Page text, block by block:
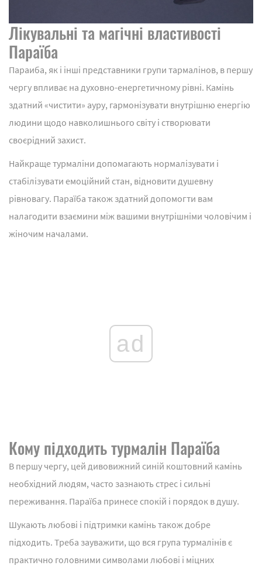
Лікувальні та магічні властивості
Параїба
Параиба, як і інші представники групи тармалінов, в першу
чергу впливає на духовно-енергетичному рівні. Камінь
здатний «чистити» ауру, гармонізувати внутрішню енергію
людини щодо навколишнього світу і створювати
своєрідний захист.
Найкраще турмаліни допомагають нормалізувати і
стабілізувати емоційний стан, відновити душевну
рівновагу. Параїба також здатний допомогти вам
налагодити взаємини між вашими внутрішніми чоловічим і
жіночим началами.
ad
Кому підходить турмалін Параїба
В першу чергу, цей дивовижний синій коштовний камінь
необхідний людям, часто зазнають стрес і сильні
переживання. Параїба принесе спокій і порядок в душу.
Шукають любові і підтримки камінь також добре
підходить. Треба зауважити, що вся група турмалінів є
практично головними символами любові і міцних